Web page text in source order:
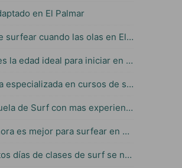
en El Palmar
¿Dónde surfear cuando las olas en El Palmar son muy grandes?
¿Cuál es la edad ideal para iniciar en el Surf?
Escuela especializada en cursos de surf para niños
La Escuela de Surf con mas experiencia en El Palmar
¿Que hora es mejor para surfear en El Palmar?
¿Cuántos días de clases de surf se necesitan para aprender?